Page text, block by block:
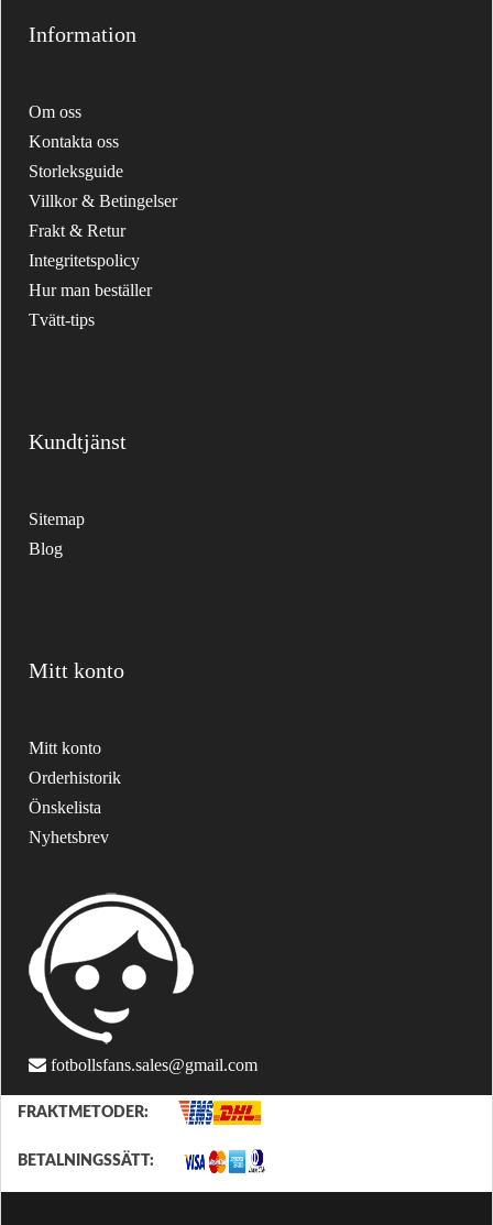
Information
Om oss
Kontakta oss
Storleksguide
Villkor & Betingelser
Frakt & Retur
Integritetspolicy
Hur man beställer
Tvätt-tips
Kundtjänst
Sitemap
Blog
Mitt konto
Mitt konto
Orderhistorik
Önskelista
Nyhetsbrev
fotbollsfans.sales@gmail.com
FRAKTMETODER:
BETALNINGSSÄTT: